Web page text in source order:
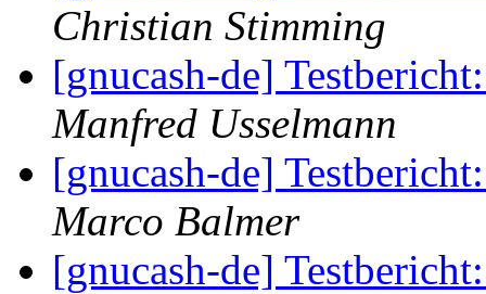
Christian Stimming
[gnucash-de]
Manfred Usselmann
[gnucash-de]
Marco Balmer
[gnucash-de]